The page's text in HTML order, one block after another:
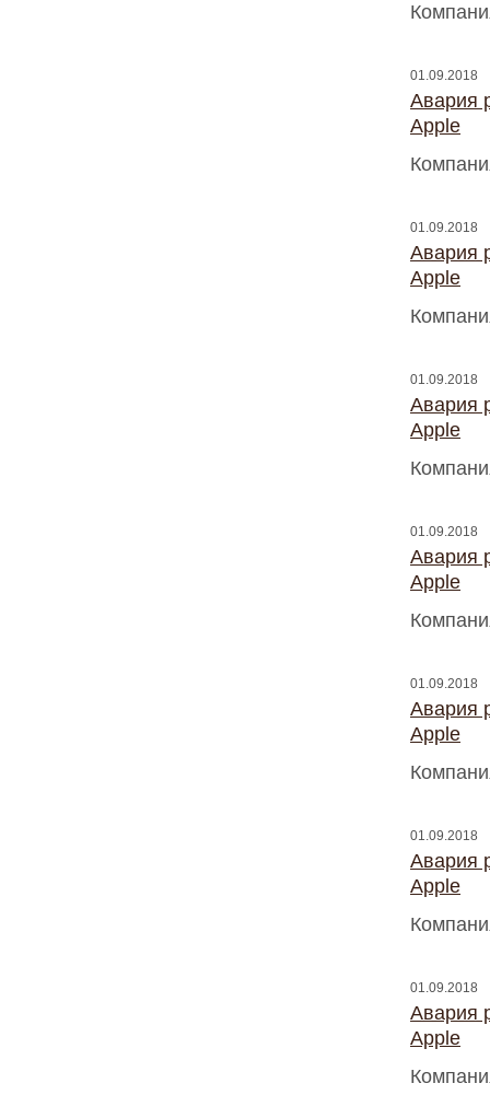
01.09.2018
Авария
Apple
01.09.2018
Авария
Apple
01.09.2018
Авария
Apple
01.09.2018
Авария
Apple
01.09.2018
Авария
Apple
01.09.2018
Авария
Apple
01.09.2018
Авария
Apple